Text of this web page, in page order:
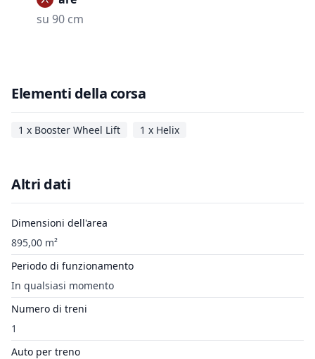
su 90 cm
Elementi della corsa
1 x Booster Wheel Lift 1 x Helix
Altri dati
Dimensioni dell'area
895,00 m²
Periodo di funzionamento
In qualsiasi momento
Numero di treni
1
Auto per treno